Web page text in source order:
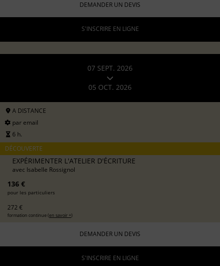
DEMANDER UN DEVIS
S'INSCRIRE EN LIGNE
07 SEPT. 2026
05 OCT. 2026
A DISTANCE
par email
6 h.
DÉCOUVERTE
EXPÉRIMENTER L'ATELIER D'ÉCRITURE
avec Isabelle Rossignol
136 €
pour les particuliers
272 €
formation continue (en savoir +)
DEMANDER UN DEVIS
S'INSCRIRE EN LIGNE